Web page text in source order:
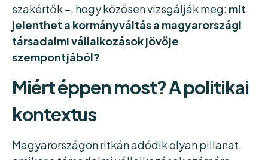
szakértők –, hogy közösen vizsgálják meg: mit
jelenthet a kormányváltás a magyarországi
társadalmi vállalkozások jövője
szempontjából?
Miért éppen most? A politikai
kontextus
Magyarországon ritkán adódik olyan pillanat,